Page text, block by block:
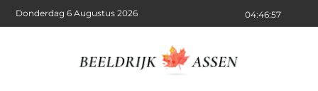
04:46:57
Donderdag 6 Augustus 2026